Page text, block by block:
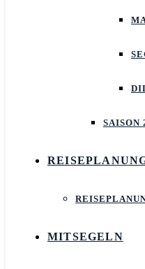
SAISON
MITSEGELN